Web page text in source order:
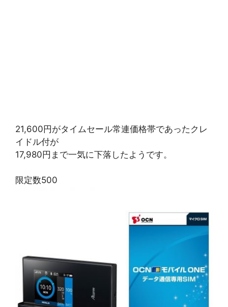
21,600円がタイムセール常連価格帯であったクレ
イドル付が
17,980円まで一気に下落したようです。
限定数500